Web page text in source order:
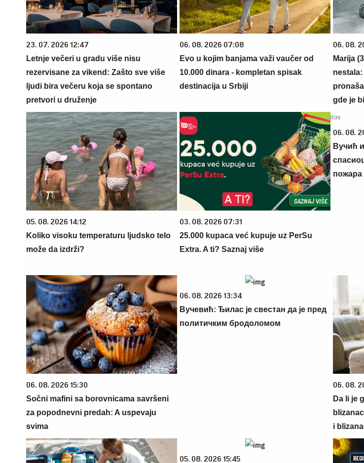
23. 07. 2026 12:47
Letnje večeri u gradu više nisu
rezervisane za vikend: Zašto sve više
ljudi bira večeru koja se spontano
pretvori u druženje
06. 08. 2026 07:08
Evo u kojim banjama važi vaučer od
10.000 dinara - kompletan spisak
destinacija u Srbiji
06. 08.
Marija
gde je
05. 08. 2026 14:12
Koliko visoku temperaturu ljudsko telo
može da izdrži?
03. 08. 2026 07:31
25.000 kupaca već kupuje uz PerSu
Extra. A ti? Saznaj više
06. 08.
Вучић
пожара
06. 08. 2026 15:30
Sočni mafini sa borovnicama savršeni
za popodnevni predah: A uspevaju
svima
06. 08. 2026 13:34
Вучевић: Ђилас је свестан да је пред
политичким бродоломом
06. 08.
Da li je
i
05. 08. 2026 15:45